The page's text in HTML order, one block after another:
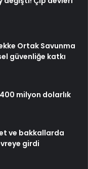
Ortak Savunma
güvenliğe katkı
milyon dolarlık
ve bakkallarda
girdi